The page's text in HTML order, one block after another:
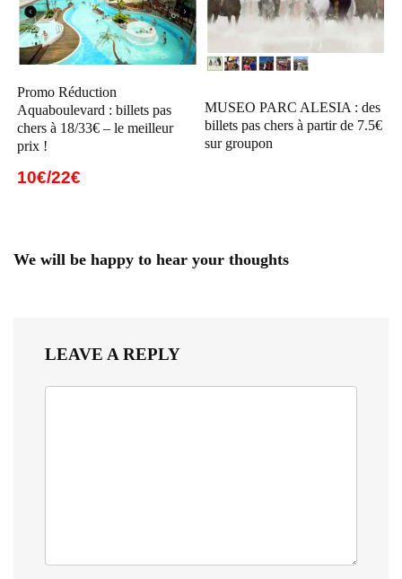
Promo Réduction
Aquaboulevard : billets pas
chers à 18/33€ – le meilleur
prix !
10€/22€
MUSEO PARC ALESIA : des
billets pas chers à partir de 7.5€
sur groupon
We will be happy to hear your thoughts
LEAVE A REPLY